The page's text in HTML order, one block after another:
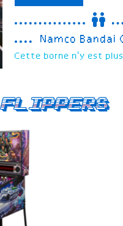
Namco Bandai
Cette borne n'y est
Flippers